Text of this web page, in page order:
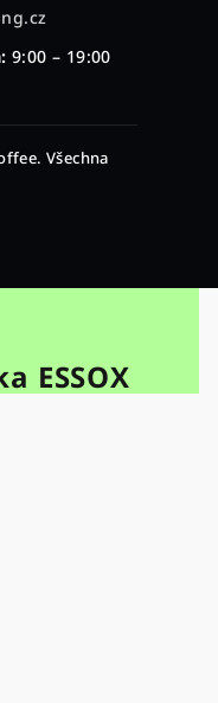
9:00 – 19:00
Všechna
ESSOX